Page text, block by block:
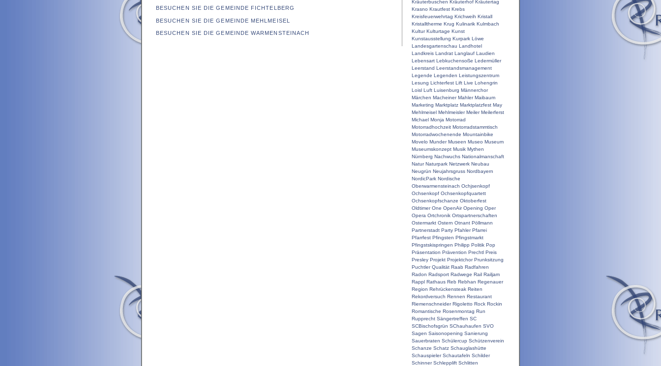
Kräuterbuschen Kräuterhof Kräutertag
Krasno Krautfest Krebs
Kreisfeuerwehrtag Krichweih Kristall
Kristalltherme Krug Kulinarik Kulmbach
Kultur Kulturtage Kunst
Kunstausstellung Kurpark Löwe
Landesgartenschau Landhotel
Landkreis Landrat Langlauf Laudien
Lebensart Lebkuchensoße Ledermüller
Leerstand Leerstandsmanagement
Legende Legenden Leistungszentrum
Lesung Lichterfest Lift Live Lohengrin
Loisl Luft Luisenburg Männerchor
Märchen Macheiner Mahler Maibaum
Marketing Marktplatz Marktplatzfest May
Mehlmeisel Mehlmeisler Meiler Meilerferst
Michael Monja Motorrad
Motorradhochzeit Motorradstammtisch
Motorradwochenende Mountainbike
Movelo Munder Museen Museo Museum
Museumskonzept Musik Mythen
Nürnberg Nachwuchs Nationalmanschaft
Natur Naturpark Netzwerk Neubau
Neugrün Neujahrsgruss Nordbayern
NordicPark Nordische
Oberwarmensteinach Ochjsenkopf
Ochsenkopf Ochsenkopfquartett
Ochsenkopfschanze Oktoberfest
Oldtimer One OpenAir Opening Oper
Opera Ortchronik Ortspartnerschaften
Ostermarkt Ostern Otnant Pöllmann
Partnerstadt Party Pfahler Pfarrei
Pfarrfest Pfingsten Pfingstmarkt
Pfingstskispringen Philipp Politik Pop
Präsentation Prävention Prechtl Preis
Presley Projekt Projektchor Prunksitzung
Puchtler Qualität Raab Radfahren
Radon Radsport Radwege Rail Railjam
Rappl Rathaus Reb Rebhan Regenauer
Region Rehrückensteak Reiten
Rekordversuch Rennen Restaurant
Riemenschneider Rigoletto Rock Rockin
Romantische Rosenmontag Run
Rupprecht Sängertreffen SC
SCBischofsgrün SChauhaufen SVO
Sagen Saisonopening Sanierung
Sauerbraten Schülercup Schützenverein
Schanze Schatz Schauglashütte
Schauspieler Schautafeln Schilder
Schinner Schlepplift Schlitten
BESUCHEN SIE DIE GEMEINDE FICHTELBERG
BESUCHEN SIE DIE GEMEINDE MEHLMEISEL
BESUCHEN SIE DIE GEMEINDE WARMENSTEINACH